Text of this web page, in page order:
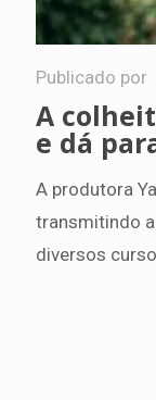
Publicado por
A
e dá
A produtora
transmitindo
diversos